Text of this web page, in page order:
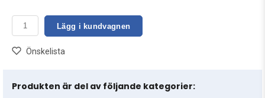
Lägg i kundvagnen
Önskelista
Produkten är del av följande kategorier: